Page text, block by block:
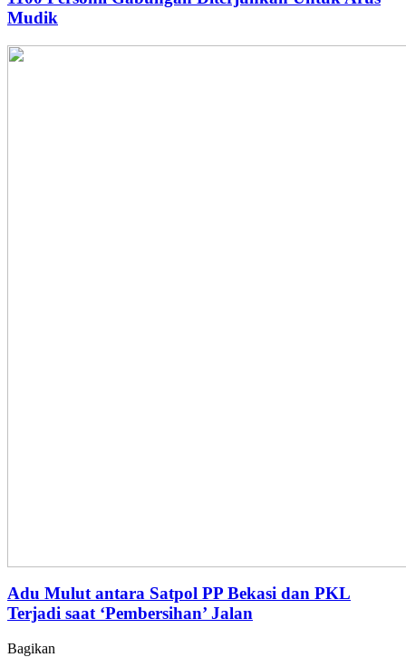
Mudik
Adu Mulut antara Satpol PP Bekasi dan PKL
Terjadi saat ‘Pembersihan’ Jalan
Bagikan